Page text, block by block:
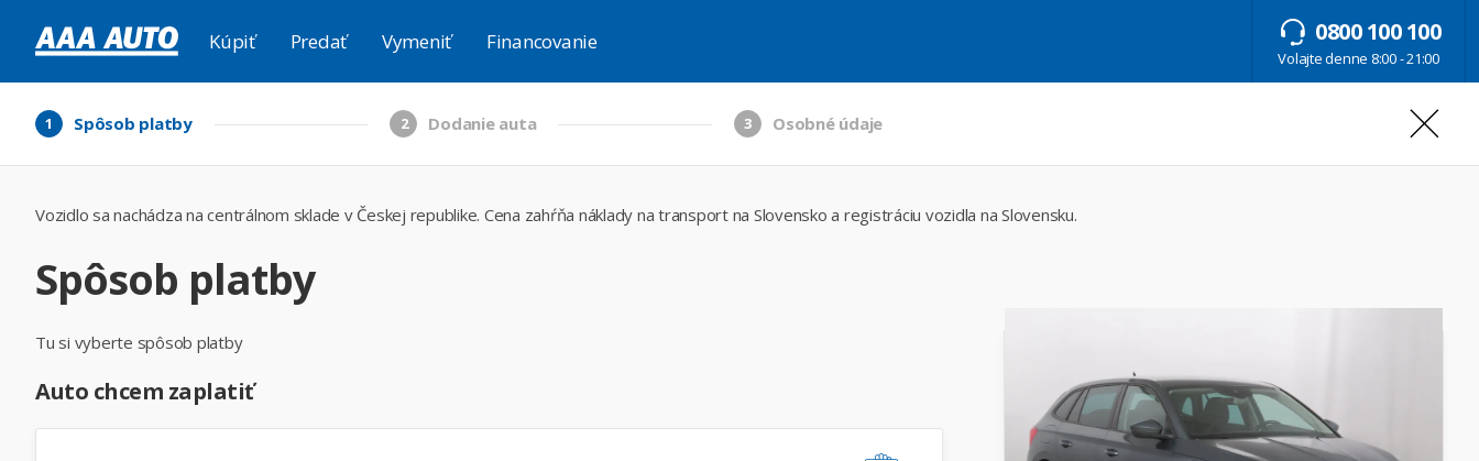
Kúpiť Predať Vymeniť Financovanie 0800 100 100
Volajte denne 8:00 - 21:00
1 Spôsob platby 2 Dodanie auta 3 Osobné údaje
Vozidlo sa nachádza na centrálnom sklade v Českej republike. Cena zahŕňa náklady na transport na Slovensko a registráciu vozidla na Slovensku.
Spôsob platby
Tu si vyberte spôsob platby
Auto chcem zaplatiť